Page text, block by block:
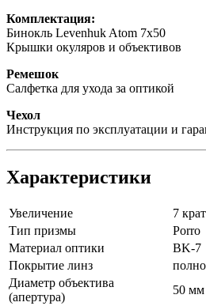
Комплектация:
Бинокль Levenhuk Atom 7x50
Крышки окуляров и объективов
Ремешок
Салфетка для ухода за оптикой
Чехол
Инструкция по эксплуатации и
Характеристики
Увеличение
7 крат
Тип призмы
Porro
Материал оптики
BK-7
Покрытие линз
Диаметр объектива
(апертура)
50 мм